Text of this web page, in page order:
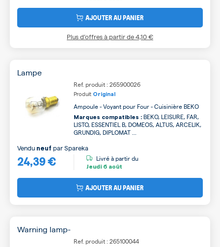
AJOUTER AU PANIER
Plus d’offres à partir de4,10 €
Lampe
Ref. produit : 265900026
Produit Original
Ampoule - Voyant pour Four - Cuisinière BEKO
Marques compatibles : BEKO, LEISURE, FAR,
LISTO, ESSENTIEL B, DOMEOS, ALTUS, ARCELIK,
GRUNDIG, DIPLOMAT ...
24,39 €
Vendu neuf parSpareka
Livré à partir du
Jeudi 6 août
AJOUTER AU PANIER
Warning lamp-
Ref. produit : 265100044